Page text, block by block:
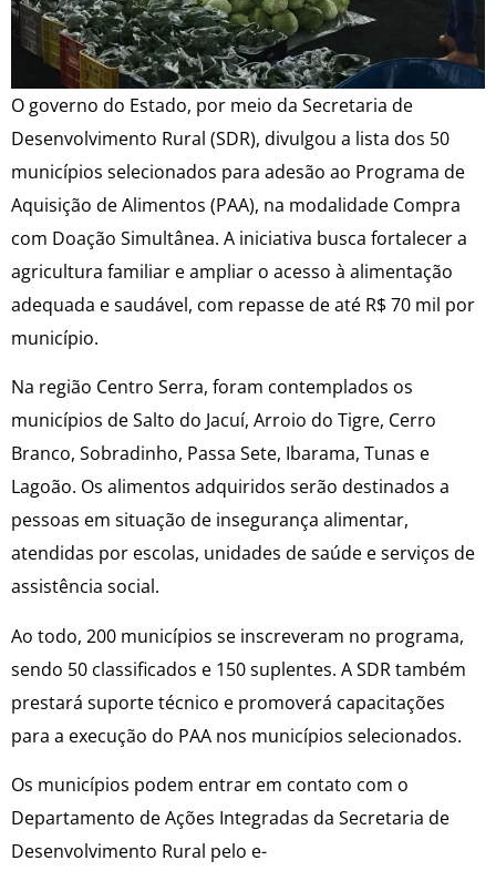
O governo do Estado, por meio da Secretaria de
Desenvolvimento Rural (SDR), divulgou a lista dos 50
municípios selecionados para adesão ao Programa de
Aquisição de Alimentos (PAA), na modalidade Compra
com Doação Simultânea. A iniciativa busca fortalecer a
agricultura familiar e ampliar o acesso à alimentação
adequada e saudável, com repasse de até R$ 70 mil por
município.
Na região Centro Serra, foram contemplados os
municípios de Salto do Jacuí, Arroio do Tigre, Cerro
Branco, Sobradinho, Passa Sete, Ibarama, Tunas e
Lagoão. Os alimentos adquiridos serão destinados a
pessoas em situação de insegurança alimentar,
atendidas por escolas, unidades de saúde e serviços de
assistência social.
Ao todo, 200 municípios se inscreveram no programa,
sendo 50 classificados e 150 suplentes. A SDR também
prestará suporte técnico e promoverá capacitações
para a execução do PAA nos municípios selecionados.
Os municípios podem entrar em contato com o
Departamento de Ações Integradas da Secretaria de
Desenvolvimento Rural pelo e-